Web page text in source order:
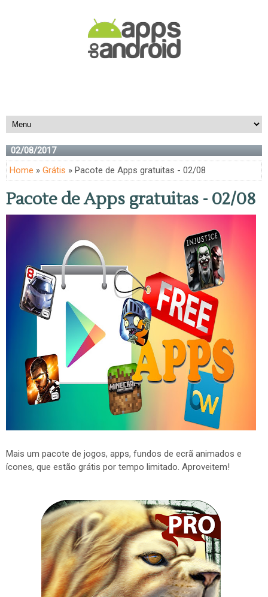
02/08/2017
Home » Grátis » Pacote de Apps gratuitas - 02/08
Pacote de Apps gratuitas - 02/08
Mais um pacote de jogos, apps, fundos de ecrã animados e
ícones, que estão grátis por tempo limitado. Aproveitem!